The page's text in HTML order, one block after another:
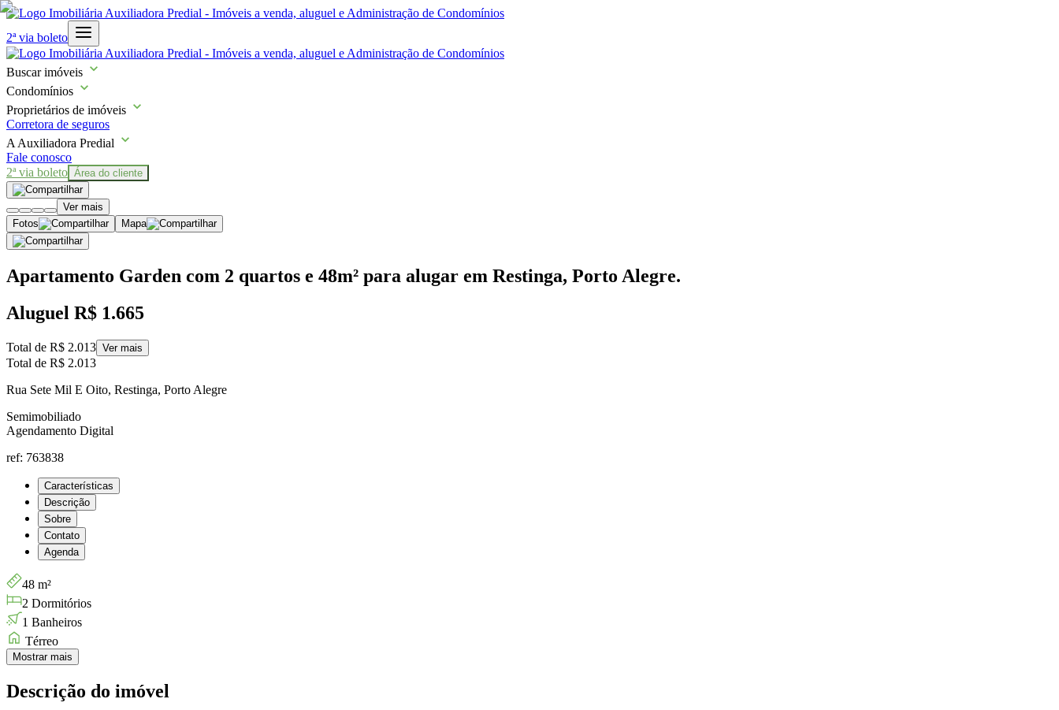
2ª via boleto
Buscar imóveis
Condomínios
Proprietários de imóveis
Corretora de seguros
A Auxiliadora Predial
Fale conosco
2ª via boleto Área do cliente
Ver mais
Fotos
Mapa
Apartamento Garden com 2 quartos e 48m² para alugar em Restinga, Porto Alegre.
Aluguel R$ 1.665
Total de R$ 2.013 Ver mais
Total de R$ 2.013
Rua Sete Mil E Oito, Restinga, Porto Alegre
Semimobiliado
Agendamento Digital
ref: 763838
Características
Descrição
Sobre
Contato
Agenda
48 m²
2 Dormitórios
1 Banheiros
Térreo
Mostrar mais
Descrição do imóvel